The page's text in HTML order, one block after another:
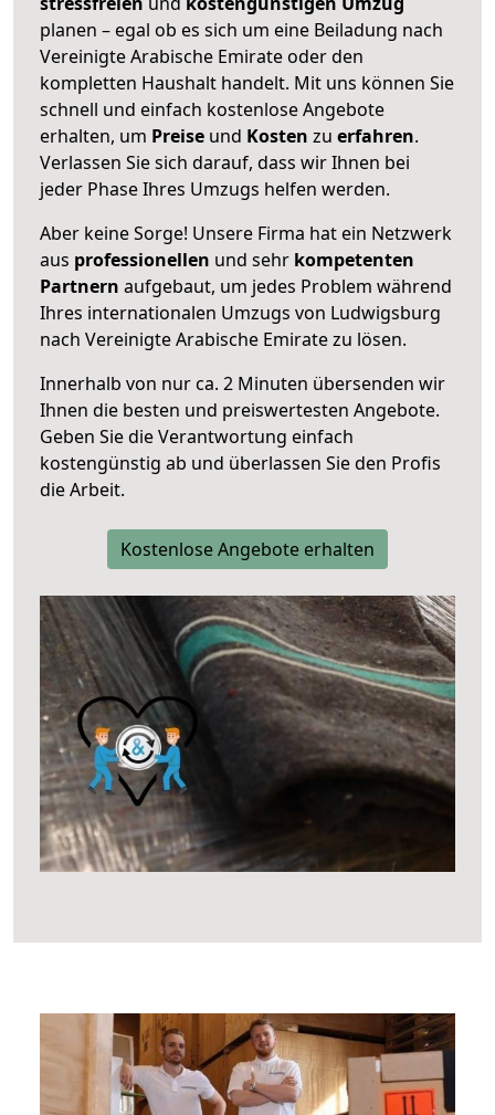
planen – egal ob es sich um eine Beiladung nach
Vereinigte Arabische Emirate oder den
kompletten Haushalt handelt. Mit uns können Sie
schnell und einfach kostenlose Angebote
erhalten, um Preise und Kosten zu erfahren.
Verlassen Sie sich darauf, dass wir Ihnen bei
jeder Phase Ihres Umzugs helfen werden.
Aber keine Sorge! Unsere Firma hat ein Netzwerk
aus professionellen und sehr kompetenten
Partnern aufgebaut, um jedes Problem während
Ihres internationalen Umzugs von Ludwigsburg
nach Vereinigte Arabische Emirate zu lösen.
Innerhalb von nur ca. 2 Minuten übersenden wir
Ihnen die besten und preiswertesten Angebote.
Geben Sie die Verantwortung einfach
kostengünstig ab und überlassen Sie den Profis
die Arbeit.
Kostenlose Angebote erhalten